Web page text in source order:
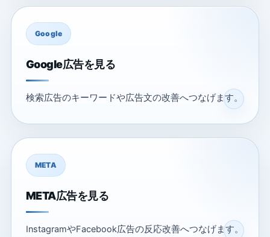
Google
Google広告を見る
検索広告のキーワードや広告文の改善へつなげます。
META
META広告を見る
InstagramやFacebook広告の反応改善へつなげます。